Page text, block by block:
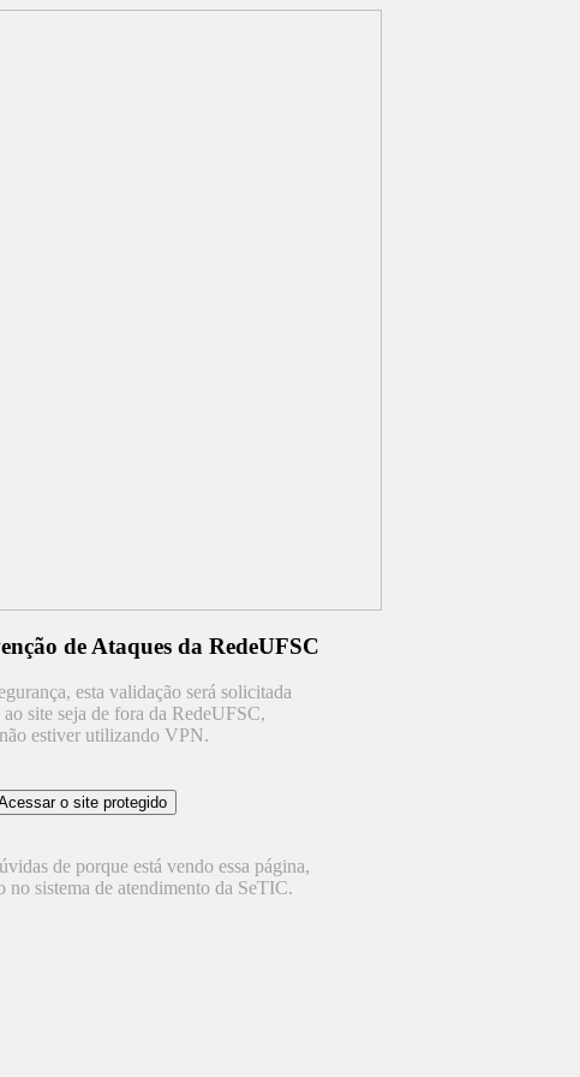
de Ataques da RedeUFSC
esta validação será solicitada
ao site seja de fora da RedeUFSC,
estiver utilizando VPN.
de porque está vendo essa página,
no sistema de atendimento da SeTIC.